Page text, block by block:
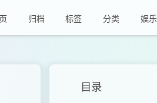
归档 标签 分类 娱乐
目录